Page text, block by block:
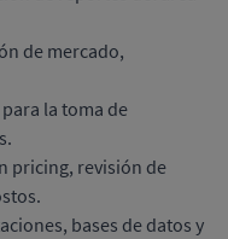
de mercado,
la toma de
pricing, revisión de
bases de datos y